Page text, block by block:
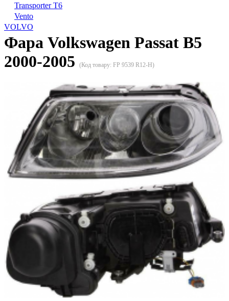
Transporter T6
Vento
VOLVO
Фара Volkswagen Passat B5
2000-2005
(Код товару: FP 9539 R12-H)